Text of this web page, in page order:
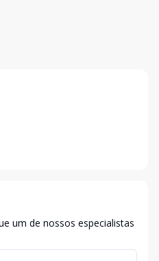
um de nossos especialistas